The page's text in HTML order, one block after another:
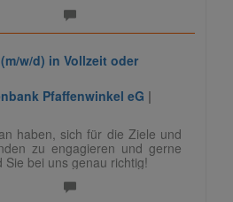
w/d) in Vollzeit oder
Pfaffenwinkel eG |
haben, sich für die Ziele und
zu engagieren und gerne
Sie bei uns genau richtig!